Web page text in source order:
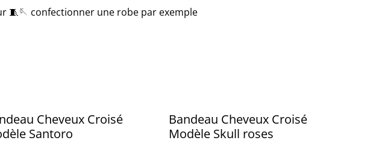
🧵🪡 confectionner une robe par exemple
Cheveux Croisé
Santoro
Bandeau Cheveux Croisé
Modèle Skull roses